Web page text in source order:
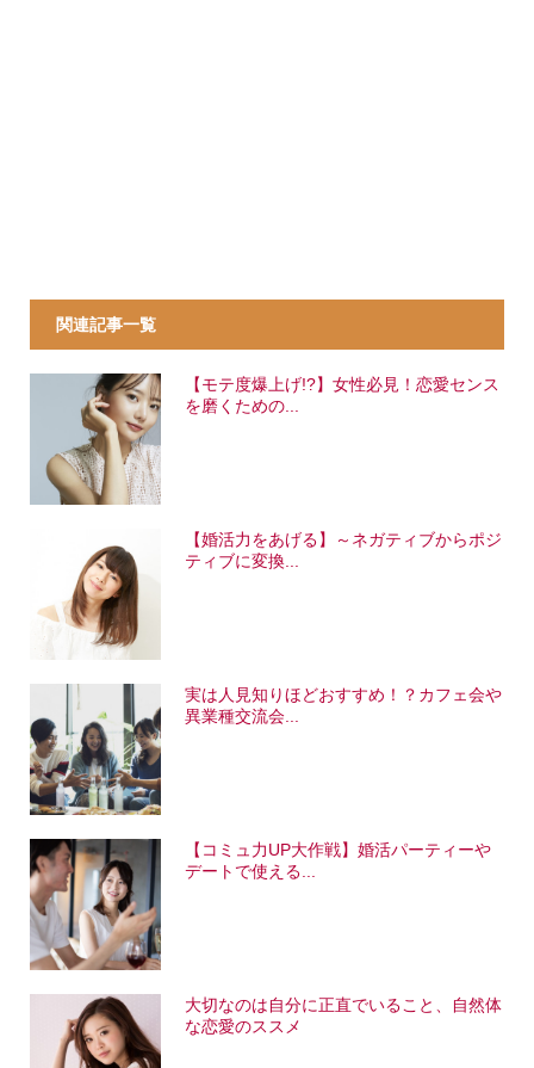
関連記事一覧
【モテ度爆上げ!?】女性必見！恋愛センス
を磨くための...
【婚活力をあげる】～ネガティブからポジ
ティブに変換...
実は人見知りほどおすすめ！？カフェ会や
異業種交流会...
【コミュ力UP大作戦】婚活パーティーや
デートで使える...
大切なのは自分に正直でいること、自然体
な恋愛のススメ